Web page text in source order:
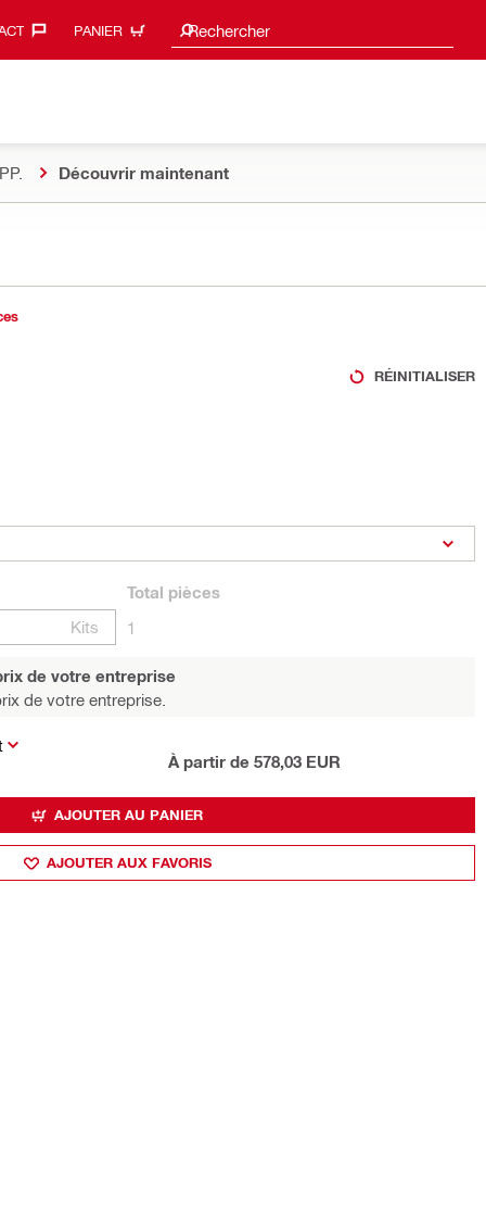
PANIER Rechercher
Suggestions de recherche
Découvrir maintenant
RÉINITIALISER
Kits
Total pièces
1
de votre entreprise
de votre entreprise.
À partir de 578,03 EUR
AJOUTER AU PANIER
AJOUTER AUX FAVORIS